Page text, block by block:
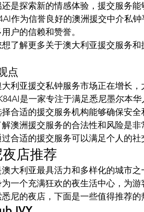
是探索新的情感体验，援交服务
作为信誉良好的澳洲援交中介私
户的信赖和赞誉。
了解更多关于澳大利亚援交服务
点
大利亚援交私钟服务市场正在增长
是一家专注于满足悉尼墨尔本
择合适的援交服务机构能够确保安
解澳洲援交服务的合法性和风险是非
过合适的援交服务可以满足个人的
店推荐
大利亚最具活力和多样化的城市
一个充满狂欢的夜生活中心，为
尼的夜店，下面是一些值得推荐的